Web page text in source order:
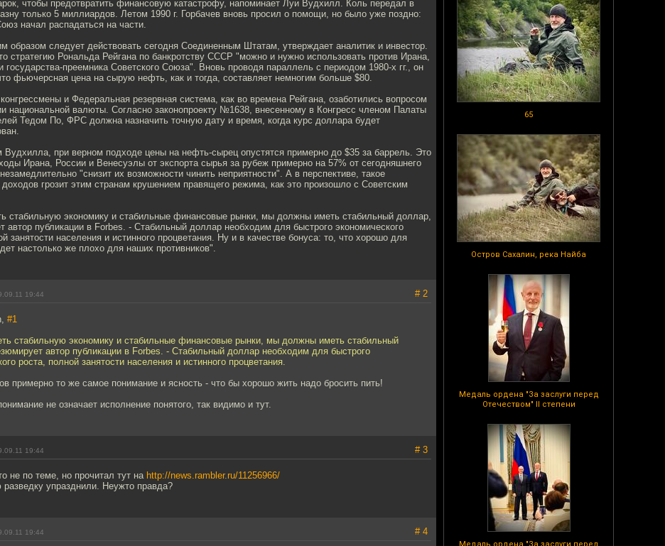
65
Остров Сахалин, река Найба
Медаль ордена "За заслуги перед
Отечеством" II степени
чтобы предотвратить финансовую катастрофу, напоминает Луи Вудхилл. Коль передал в
только 5 миллиардов. Летом 1990 г. Горбачев вновь просил о помощи, но было уже поздно:
начал распадаться на части.
образом следует действовать сегодня Соединенным Штатам, утверждает аналитик и инвестор.
стратегию Рональда Рейгана по банкротству СССР "можно и нужно использовать против Ирана,
государства-преемника Советского Союза". Вновь проводя параллель с периодом 1980-х гг., он
фьючерсная цена на сырую нефть, как и тогда, составляет немногим больше $80.
и Федеральная резервная система, как во времена Рейгана, озаботились вопросом
национальной валюты. Согласно законопроекту №1638, внесенному в Конгресс членом Палаты
Тедом По, ФРС должна назначить точную дату и время, когда курс доллара будет
Вудхилла, при верном подходе цены на нефть-сырец опустятся примерно до $35 за баррель. Это
Ирана, России и Венесуэлы от экспорта сырья за рубеж примерно на 57% от сегодняшнего
"снизит их возможности чинить неприятности". А в перспективе, такое
грозит этим странам крушением правящего режима, как это произошло с Советским
стабильную экономику и стабильные финансовые рынки, мы должны иметь стабильный доллар,
автор публикации в Forbes. - Стабильный доллар необходим для быстрого экономического
занятости населения и истинного процветания. Ну и в качестве бонуса: то, что хорошо для
настолько же плохо для наших противников".
19:44 # 2
#1
стабильную экономику и стабильные финансовые рынки, мы должны иметь стабильный
автор публикации в Forbes. - Стабильный доллар необходим для быстрого
роста, полной занятости населения и истинного процветания.
примерно то же самое понимание и ясность - что бы хорошо жить надо бросить пить!
не означает исполнение понятого, так видимо и тут.
19:44 # 3
не по теме, но прочитал тут на http://news.rambler.ru/11256966/
разведку упразднили. Неужто правда?
19:44 # 4